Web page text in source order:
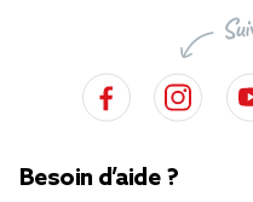
Besoin d’aide ?